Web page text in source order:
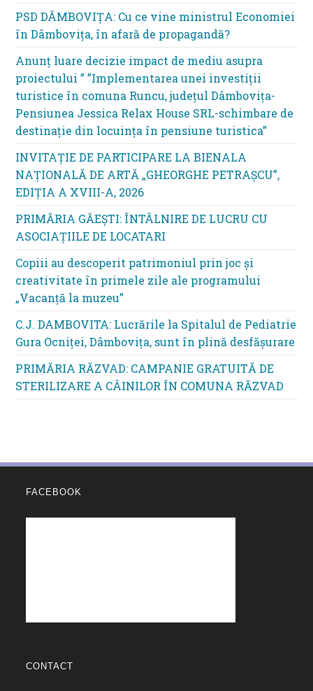
PSD DÂMBOVIȚA: Cu ce vine ministrul Economiei
în Dâmbovița, în afară de propagandă?
Anunț luare decizie impact de mediu asupra
proiectului ” ”Implementarea unei investiții
turistice în comuna Runcu, județul Dâmbovița-
Pensiunea Jessica Relax House SRL-schimbare de
destinație din locuința în pensiune turistica”
INVITAȚIE DE PARTICIPARE LA BIENALA
NAȚIONALĂ DE ARTĂ „GHEORGHE PETRAȘCU”,
EDIŢIA A XVIII-A, 2026
PRIMĂRIA GĂEȘTI: ÎNTÂLNIRE DE LUCRU CU
ASOCIAȚIILE DE LOCATARI
Copiii au descoperit patrimoniul prin joc și
creativitate în primele zile ale programului
„Vacanță la muzeu”
C.J. DAMBOVITA: Lucrările la Spitalul de Pediatrie
Gura Ocniței, Dâmbovița, sunt în plină desfășurare
PRIMĂRIA RĂZVAD: CAMPANIE GRATUITĂ DE
STERILIZARE A CÂINILOR ÎN COMUNA RĂZVAD
FACEBOOK
CONTACT